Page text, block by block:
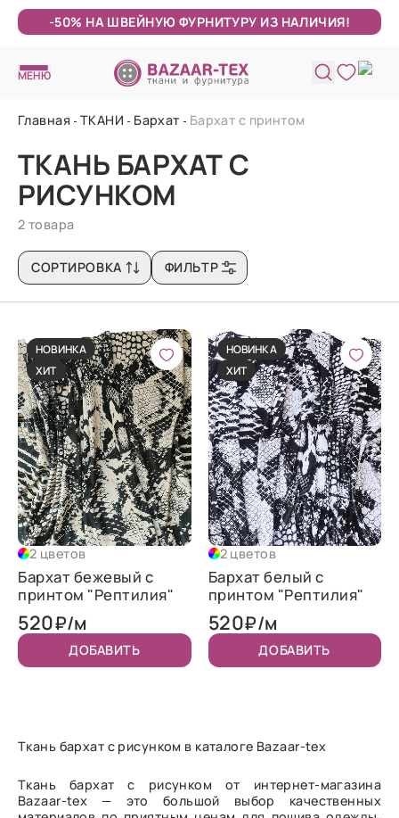
-50% НА ШВЕЙНУЮ ФУРНИТУРУ ИЗ НАЛИЧИЯ!
МЕНЮ
Главная ТКАНИ Бархат Бархат с принтом
ТКАНЬ БАРХАТ С
РИСУНКОМ
2 товара
СОРТИРОВКА ФИЛЬТР
НОВИНКА
ХИТ
2 цветов
Бархат бежевый с
принтом "Рептилия"
520₽/м
ДОБАВИТЬ
НОВИНКА
ХИТ
2 цветов
Бархат белый с
принтом "Рептилия"
520₽/м
ДОБАВИТЬ
Ткань бархат с рисунком в каталоге Bazaar-tex
Ткань бархат с рисунком от интернет-магазина
Bazaar-tex — это большой выбор качественных